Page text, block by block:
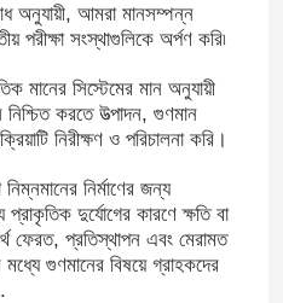
অনুযায়ী, আমরা মানসম্পন্ন
পরীক্ষা সংস্থাগুলিকে অর্পণ করি৷
সিস্টেমের মান অনুযায়ী
করতে উত্পাদন, গুণমান
নিরীক্ষণ ও পরিচালনা করি।
নির্মাণের জন্য
দুর্যোগের কারণে ক্ষতি বা
ফেরত, প্রতিস্থাপন এবং মেরামত
গুণমানের বিষয়ে গ্রাহকদের